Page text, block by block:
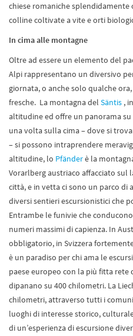
chiese romaniche
colline coltivate a vite e orti
In cima alle montagne
Oltre ad essere un elemento del
Alpi rappresentano un diversivo
giornata, o anche solo qualche
fresche. La montagna del Säntis ,
altitudine ed offre un panorama su
una volta sulla cima – dove si
– si possono intraprendere
altitudine, lo Pfänderè la
Vorarlberg austriaco affacciato sul
città, e in vetta ci sono un parco di
diversi sentieri escursionistici che
Entrambe le funivie che
numeri massimi di capienza. In
obbligatorio, in Svizzera
è un paradiso per chi ama le
paese europeo con la più fitta rete
dipanano su 400 chilometri. La
chilometri, attraverso tutti i
luoghi di interesse storico,
di un’esperienza di escursione